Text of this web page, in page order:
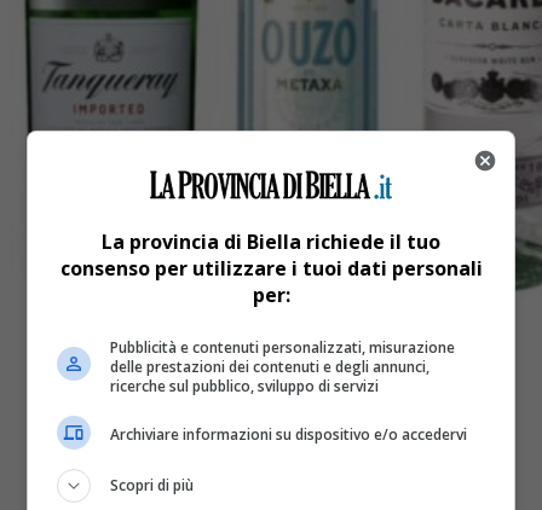
Share
Tweet
La provincia di Biella richiede il tuo
consenso per utilizzare i tuoi dati personali
per:
Pubblicità e contenuti personalizzati, misurazione
delle prestazioni dei contenuti e degli annunci,
ricerche sul pubblico, sviluppo di servizi
Archiviare informazioni su dispositivo e/o accedervi
Scopri di più